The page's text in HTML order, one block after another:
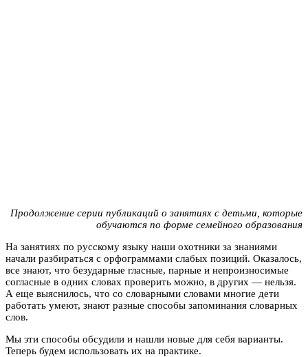
Продолжение серии публикаций о занятиях с детьми, которые
обучаются по форме семейного образования
На занятиях по русскому языку наши охотники за знаниями
начали разбираться с орфограммами слабых позиций. Оказалось,
все знают, что безударные гласные, парные и непроизносимые
согласные в одних словах проверить можно, в других — нельзя.
А еще выяснилось, что со словарными словами многие дети
работать умеют, знают разные способы запоминания словарных
слов.
Мы эти способы обсудили и нашли новые для себя варианты.
Теперь будем использовать их на практике.